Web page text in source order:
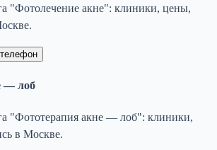
"Фотолечение акне": клиники, цены,
телефон
— лоб
"Фототерапия акне — лоб": клиники,
в Москве.